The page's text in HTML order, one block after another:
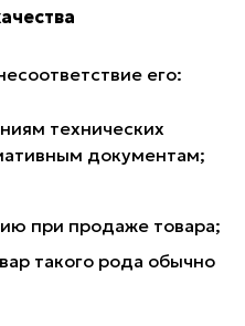
его:
технических
документам;
при продаже товара;
такого рода обычно